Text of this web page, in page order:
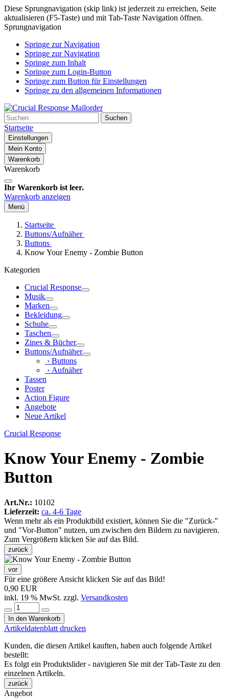
Diese Sprungnavigation (skip link) ist jederzeit zu erreichen, Seite
aktualisieren (F5-Taste) und mit Tab-Taste Navigation öffnen.
Sprungnavigation
Springe zur Navigation
Springe zur Navigation
Springe zum Inhalt
Springe zum Login-Button
Springe zum Button für Einstellungen
Springe zu den allgemeinen Informationen
Suchen
Startseite
Einstellungen
Mein Konto
Warenkorb
Warenkorb
Ihr Warenkorb ist leer.
Warenkorb anzeigen
Menü
Startseite
Buttons/Aufnäher
Buttons
Know Your Enemy - Zombie Button
Kategorien
Crucial Response
Musik
Marken
Bekleidung
Schuhe
Taschen
Zines & Bücher
Buttons/Aufnäher
› Buttons
› Aufnäher
Tassen
Poster
Action Figure
Angebote
Neue Artikel
Crucial Response
Know Your Enemy - Zombie
Button
Art.Nr.: 10102
Lieferzeit: ca. 4-6 Tage
Wenn mehr als ein Produktbild existiert, können Sie die "Zurück-"
und "Vor-Button" nutzen, um zwischen den Bildern zu navigieren.
Zum Vergrößern klicken Sie auf das Bild.
zurück
vor
Für eine größere Ansicht klicken Sie auf das Bild!
0,90 EUR
inkl. 19 % MwSt. zzgl. Versandkosten
In den Warenkorb
Artikeldatenblatt drucken
Kunden, die diesen Artikel kauften, haben auch folgende Artikel
bestellt:
Es folgt ein Produktslider - navigieren Sie mit der Tab-Taste zu den
einzelnen Artikeln.
zurück
Angebot